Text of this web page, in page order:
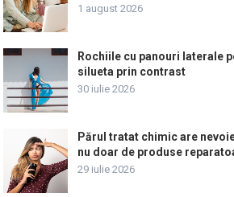
1 august 2026
Rochiile cu panouri laterale
silueta prin contrast
30 iulie 2026
Părul tratat chimic are
nu doar de produse
29 iulie 2026